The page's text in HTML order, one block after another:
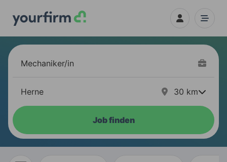
30 km
Job finden